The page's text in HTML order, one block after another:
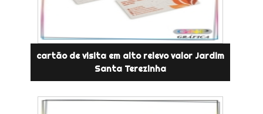
cartão de visita em alto relevo valor Jardim
Santa Terezinha